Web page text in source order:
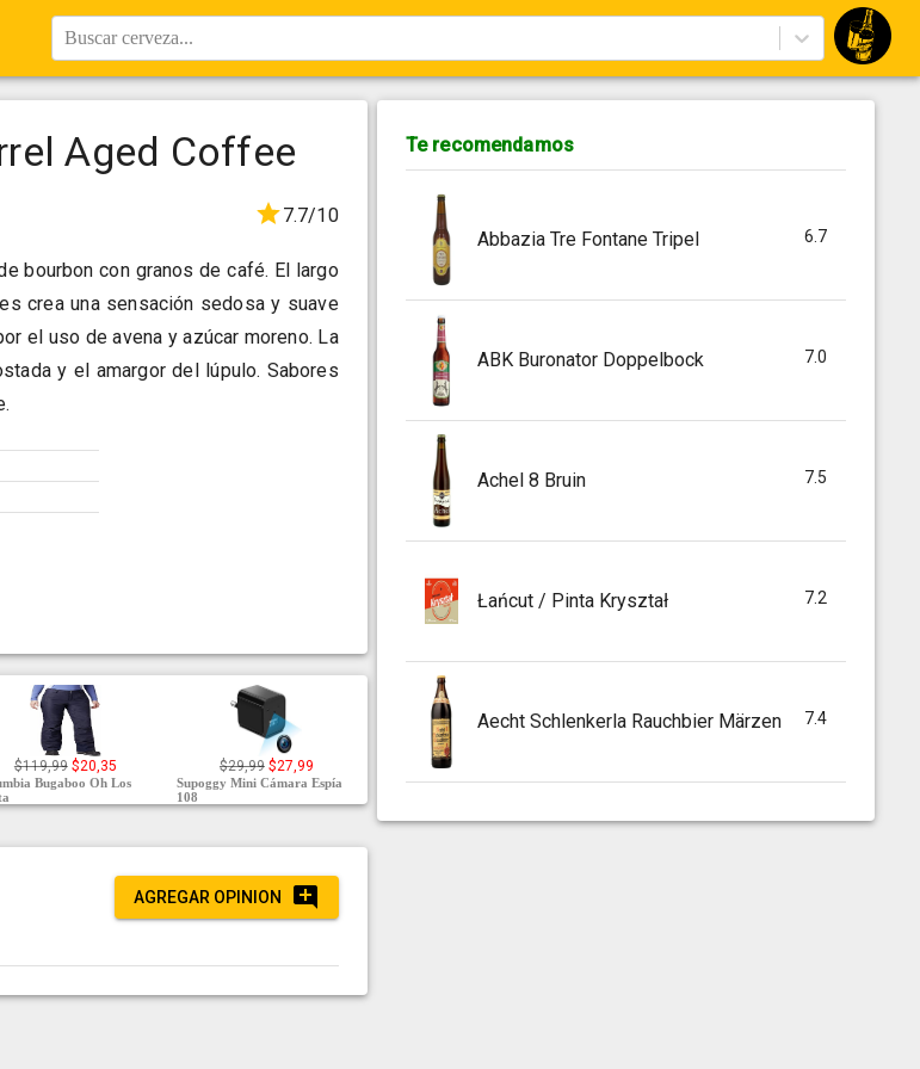
Buscar cerveza...
Aged Coffee
7.7/10
bourbon con granos de café. El largo
crea una sensación sedosa y suave
el uso de avena y azúcar moreno. La
y el amargor del lúpulo. Sabores
$119,99 $20,35
Bugaboo Oh Los
$29,99 $27,99
Supoggy Mini Cámara Espía
108
AGREGAR OPINION
Te recomendamos
Abbazia Tre Fontane Tripel 6.7
ABK Buronator Doppelbock 7.0
Achel 8 Bruin 7.5
Łańcut / Pinta Kryształ 7.2
Aecht Schlenkerla Rauchbier Märzen 7.4